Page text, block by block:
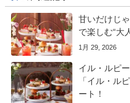
甘いだけじ
で楽しむ“大
1月 29, 2026
イル・ルピ
「イル・ル
ート！